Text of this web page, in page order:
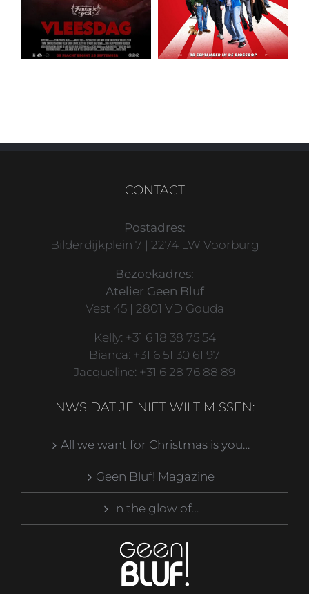
CONTACT
Postadres:
Bilderdijkplein 7 | 2274 LW Voorburg
Bezoekadres:
Atelier Geen Bluf
Vest 45 | 2801 VD Gouda
Kelly: +31 6 18 38 75 54
Bianca: +31 6 51 30 61 97
Jacqueline: +31 6 28 76 88 89
NWS DAT JE NIET WILT MISSEN:
All we want for Christmas is you…
Geen Bluf! Magazine
In the glow of…